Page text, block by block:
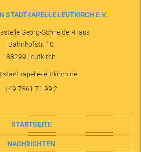
STADTKAPELLE LEUTKIRCH E.V.
Georg-Schneider-Haus
Bahnhofstr. 10
88299 Leutkirch
leutkirch.de
+49 7561 71 99 2
STARTSEITE
NACHRICHTEN